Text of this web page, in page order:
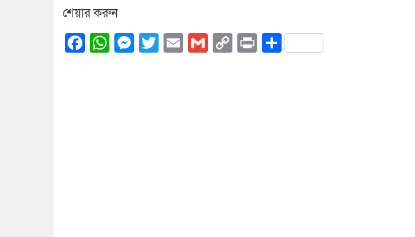
শেয়ার করুন
Facebook
WhatsApp
Messenger
Twitter
EmailGmailCopy
PrintShare